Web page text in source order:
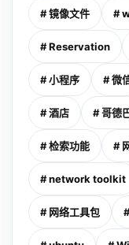
# 镜像文件 #
# Reservation
# 小程序 # 微
# 酒店 # 哥德
# 检索功能 #
# network toolkit
# 网络工具包